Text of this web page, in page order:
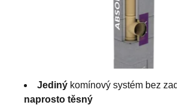
Jediný komínový systém bez
naprosto těsný